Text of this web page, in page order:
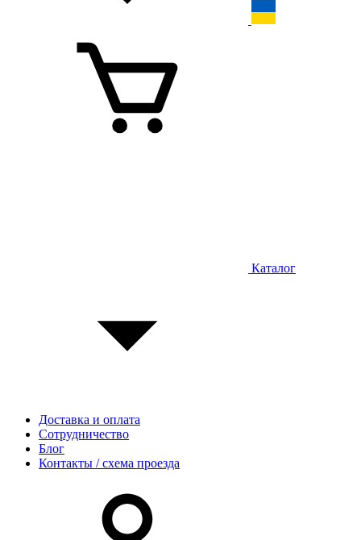
Каталог
Доставка и оплата
Сотрудничество
Блог
Контакты / схема проезда